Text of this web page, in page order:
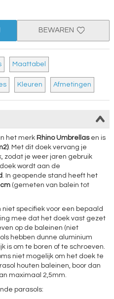
BEWAREN
Maattabel
Kleuren Afmetingen
het merk Rhino Umbrellasen is
. Met dit doek vervang je
zodat je weer jaren gebruik
wordt aan de
. In geopende stand heeft het
(gemeten van balein tot
niet specifiek voor een bepaald
mee dat het doek vast gezet
op de baleinen (niet
hebben dunne aluminium
is om te boren of te schroeven.
niet mogelijk om het doek te
houten baleinen, boor dan
maximaal 2,5mm.
parasols: